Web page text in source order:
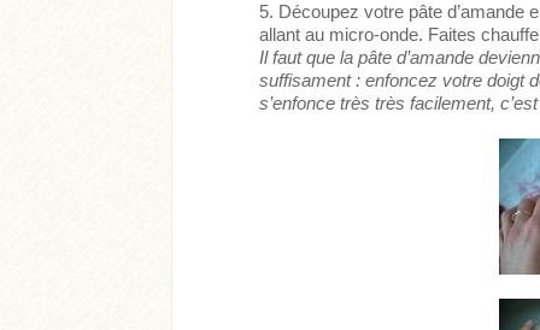
Découpez votre pâte d’amande
allant au micro-onde. Faites
Il faut que la pâte d’amande
suffisament : enfoncez votre doigt
s’enfonce très très facilement,